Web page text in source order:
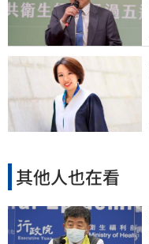
其他人也在看